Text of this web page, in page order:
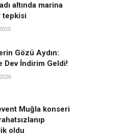
altında marina
tepkisi
Gözü Aydın:
Dev İndirim Geldi!
Muğla konseri
oldu